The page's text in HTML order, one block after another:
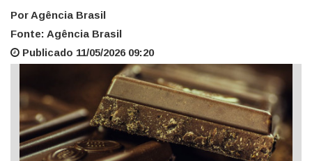
Por Agência Brasil
Fonte: Agência Brasil
Publicado 11/05/2026 09:20